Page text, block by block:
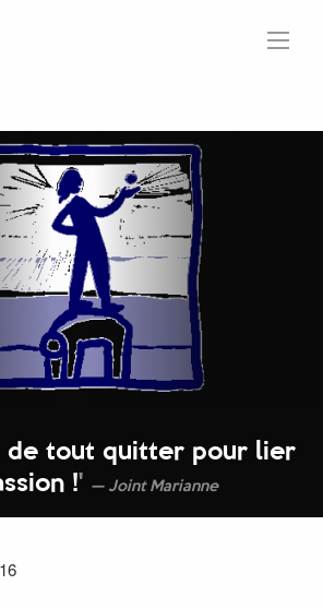
de tout quitter pour lier
!' Joint Marianne